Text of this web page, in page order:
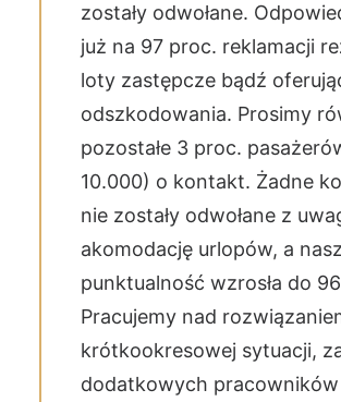
zostały odwołane.
już na 97 proc. reklamacji
loty zastępcze bądź
odszkodowania. Prosimy
pozostałe 3 proc.
10.000) o kontakt. Żadne
nie zostały odwołane z
akomodację urlopów, a
punktualność wzrosła do
Pracujemy nad
krótkookresowej sytuacji,
dodatkowych